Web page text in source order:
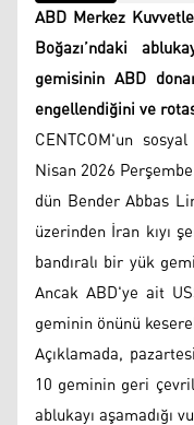
ABD Merkez
Boğazı’ndaki
gemisinin ABD
engellendiğini ve
CENTCOM'un
Nisan 2026
dün Bender Abbas
üzerinden İran kıyı
bandıralı bir yük
Ancak ABD'ye ait
geminin önünü
Açıklamada,
10 geminin geri
ablukayı aşamadığı